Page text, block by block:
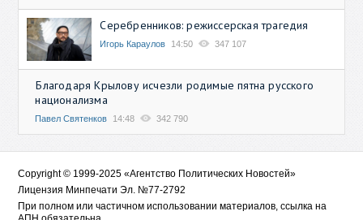
Серебренников: режиссерская трагедия
Игорь Караулов 14:50 347 107
Благодаря Крылову исчезли родимые пятна русского
национализма
Павел Святенков 14:48 342 790
Copyright © 1999-2025 «Агентство Политических Новостей»
Лицензия Минпечати Эл. №77-2792
При полном или частичном использовании материалов, ссылка на